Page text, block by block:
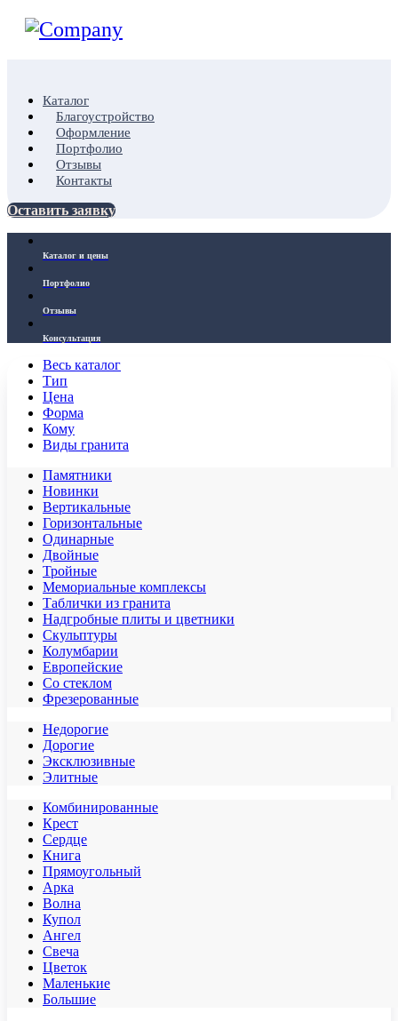
Каталог
Благоустройство
Оформление
Портфолио
Отзывы
Контакты
Оставить заявку
Каталог и цены
Портфолио
Отзывы
Консультация
Весь каталог
Тип
Цена
Форма
Кому
Виды гранита
Памятники
Новинки
Вертикальные
Горизонтальные
Одинарные
Двойные
Тройные
Мемориальные комплексы
Таблички из гранита
Надгробные плиты и цветники
Скульптуры
Колумбарии
Европейские
Со стеклом
Фрезерованные
Недорогие
Дорогие
Эксклюзивные
Элитные
Комбинированные
Крест
Сердце
Книга
Прямоугольный
Арка
Волна
Купол
Ангел
Свеча
Цветок
Маленькие
Большие